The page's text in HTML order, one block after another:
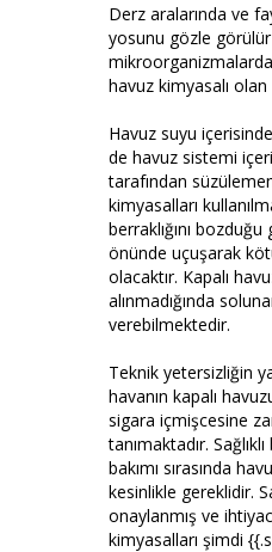
Derz aralarında ve
yosunu gözle
havuz kimyasalı
Havuz suyu
de havuz sistemi
tarafından
kimyasalları
berraklığını
önünde uçuşarak
olacaktır. Kapalı
alınmadığında
verebilmektedir.
Teknik yetersizliğin
havanın kapalı
sigara içmişcesine
tanımaktadır.
bakımı sırasında
kesinlikle gereklidir.
onaylanmış ve
kimyasalları şimdi